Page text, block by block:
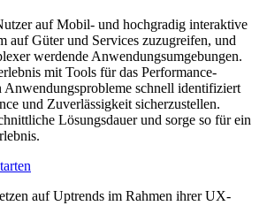
auf Mobil- und hochgradig interaktive
auf Güter und Services zuzugreifen, und
werdende Anwendungsumgebungen.
mit Tools für das Performance-
schnell identifiziert
und Zuverlässigkeit sicherzustellen.
Lösungsdauer und sorge so für ein
auf Uptrends im Rahmen ihrer UX-